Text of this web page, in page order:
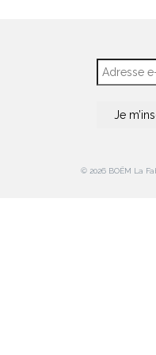
© 2026 BOËM La